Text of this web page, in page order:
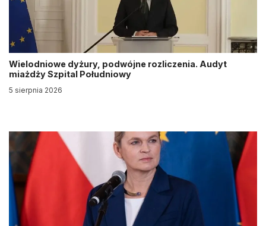
Wielodniowe dyżury, podwójne rozliczenia. Audyt
miażdży Szpital Południowy
5 sierpnia 2026